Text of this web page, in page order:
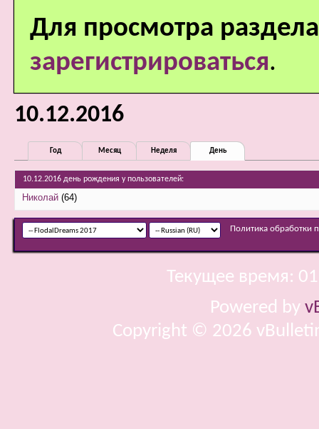
Для просмотра
зарегистрироваться.
10.12.2016
Год Месяц Неделя День
10.12.2016 день рождения у пользователей:
Николай (64)
Политика обработки
Текущее время:
Powered by
Copyright © 2026